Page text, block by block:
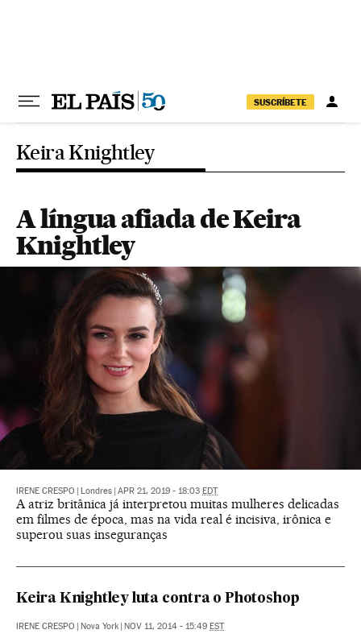
SUSCRÍBETE
Keira Knightley
A língua afiada de Keira
Knightley
IRENE CRESPO Londres APR 21, 2019 - 18:03 EDT
A atriz britânica já interpretou muitas mulheres delicadas
em filmes de época, mas na vida real é incisiva, irônica e
superou suas inseguranças
Keira Knightley luta contra o Photoshop
IRENE CRESPO Nova York NOV 11, 2014 - 15:49 EST